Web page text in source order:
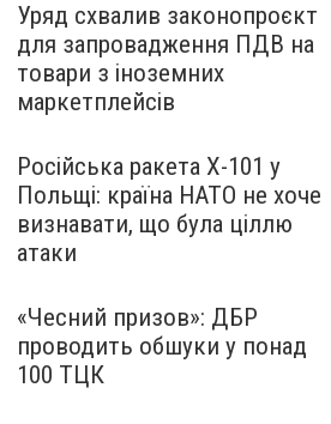
Уряд схвалив законопроєкт
для запровадження ПДВ на
товари з іноземних
маркетплейсів
Російська ракета Х-101 у
Польщі: країна НАТО не хоче
визнавати, що була ціллю
атаки
«Чесний призов»: ДБР
проводить обшуки у понад
100 ТЦК